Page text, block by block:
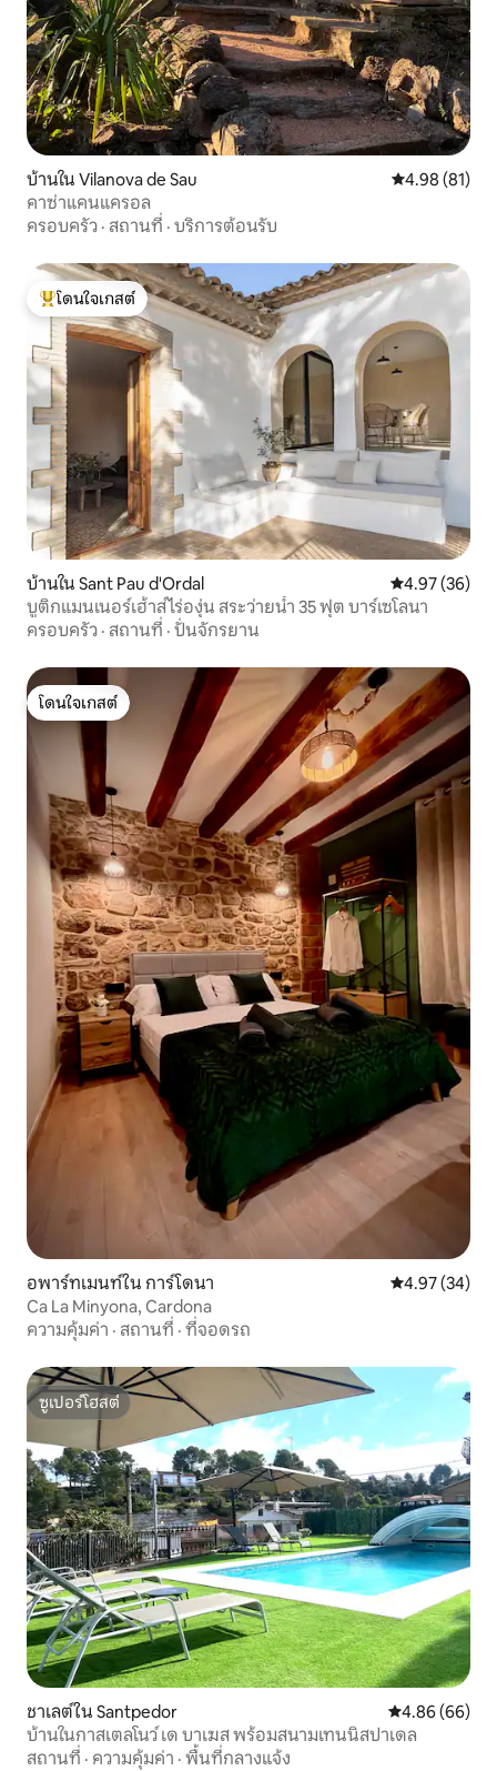
บ้านใน Vilanova de Sau คะแนนเฉลี่ย
4.98 (81)
คาซ่าแคนแครอล
ครอบครัว · สถานที่ · บริการต้อนรับ
โดนใจเกสต์ที่สุด
โดนใจเกสต์
บ้านใน Sant Pau d'Ordal คะแนนเฉลี่ย
4.97 (36)
บูติกแมนเนอร์เฮ้าส์ ไร่องุ่น สระว่ายน้ำ 35 ฟุต บาร์เซโลนา
ครอบครัว · สถานที่ · ปั่นจักรยาน
โดนใจเกสต์
โดนใจเกสต์
อพาร์ทเมนท์ใน การ์โดนา คะแนนเฉลี่ย
4.97 (34)
Ca La Minyona, Cardona
ความคุ้มค่า · สถานที่ · ที่จอดรถ
ซูเปอร์โฮสต์
ซูเปอร์โฮสต์
ชาเลต์ใน Santpedor คะแนนเฉลี่ย
4.86 (66)
บ้านในกาสเตลโนว์ เด บาเฆส พร้อมสนามเทนนิสปาเดล
สถานที่ · ความคุ้มค่า · พื้นที่กลางแจ้ง